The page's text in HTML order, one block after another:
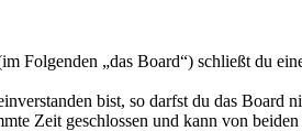
Folgenden „das Board“) schließt du
bist, so darfst du das
Zeit geschlossen und kann von